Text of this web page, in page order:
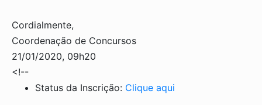
Cordialmente,
Coordenação de Concursos
21/01/2020, 09h20
<!--
Status da Inscrição: Clique aqui